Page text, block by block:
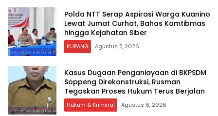
Polda NTT Serap Aspirasi Warga Kuanino
Lewat Jumat Curhat, Bahas Kamtibmas
hingga Kejahatan Siber
KUPANG Agustus 7, 2026
Kasus Dugaan Penganiayaan di BKPSDM
Soppeng Direkonstruksi, Rusman
Tegaskan Proses Hukum Terus Berjalan
Hukum & Kriminal Agustus 6, 2026